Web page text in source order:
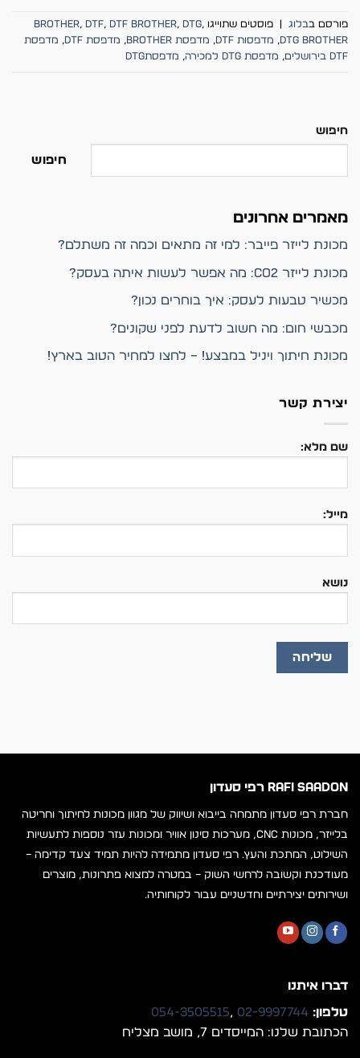
פורסם בבלוג פוסטים שתוייגו Brother, dtf, DTF Brother, DTG,
DTG Brother
, מדפסות DTF , מדפסת Brother , מדפסת DTF , מדפסת
DTF בירושלים
, מדפסת DTG למכירה , מדפסתDTG
חיפוש
חיפוש
מאמרים אחרונים
מכונת לייזר פייבר: למי זה מתאים וכמה זה משתלם?
מכונת לייזר CO2: מה אפשר לעשות איתה בעסק?
מכשיר טבעות לעסק: איך בוחרים נכון?
מכבשי חום: מה חשוב לדעת לפני שקונים?
מכונת חיתוך ויניל במבצע! – לחצו למחיר הטוב בארץ!
יצירת קשר
שם מלא:
מייל:
נושא
RAFI SAADON רפי סעדון
חברת רפי סעדון מתמחה בייבוא ושיווק של מגוון מכונות לחיתוך וחריטה
בלייזר, מכונות CNC, מערכות סינון אוויר ומכונות עזר נוספות לתעשיות
השילוט, המתכת והעץ. רפי סעדון מתמידה להיות תמיד צעד קדימה –
מעודכנת וקשובה לרחשי השוק – במטרה למצוא פתרונות, מוצרים
ושירותים יצירתיים וחדשניים עבור לקוחותיה.
דברו איתנו
טלפון: 02-9997744
,
054-3505515
הכתובת שלנו: המייסדים 7, מושב מצליח